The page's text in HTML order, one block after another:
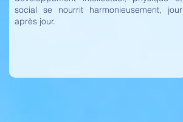
social se nourrit harmonieusement, jour
après jour.